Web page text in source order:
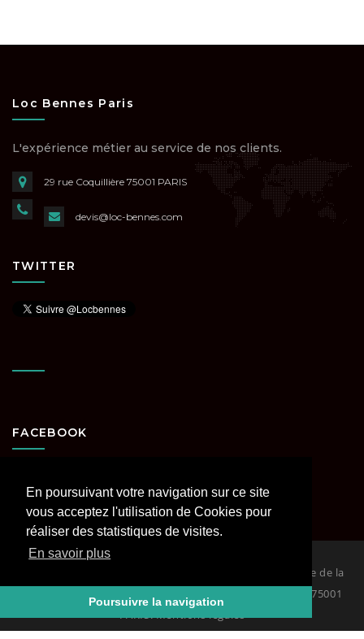
En poursuivant votre navigation sur ce site
vous acceptez l'utilisation de Cookies pour
réaliser des statistiques de visites.
En savoir plus
Poursuivre la navigation
Loc Bennes Paris
L'expérience métier au service de nos clients.
29 rue Coquillière 75001 PARIS
devis@loc-bennes.com
TWITTER
FACEBOOK
Loc Bennes Paris et Région parisienne spécialiste de la
location de benne. RCS PARIS Siège : 29 rue Coquillière 75001
PARIS. Mentions légales